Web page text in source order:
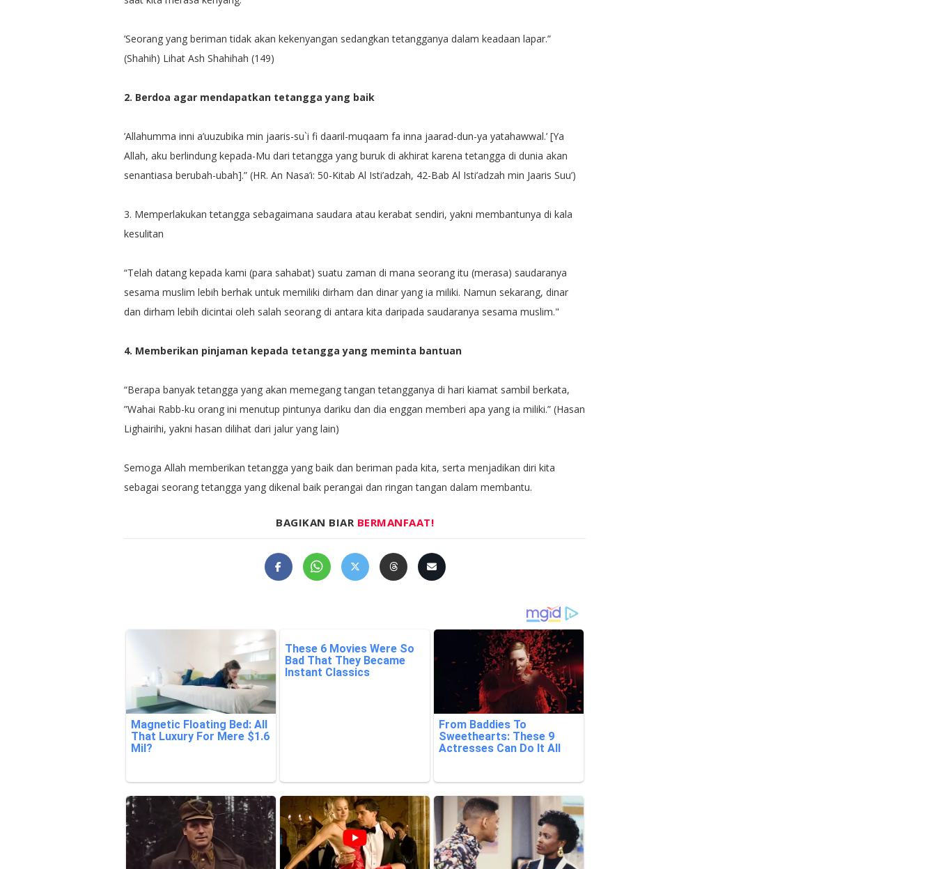
’Seorang yang beriman tidak akan kekenyangan sedangkan tetangganya dalam keadaan lapar.”
(Shahih) Lihat Ash Shahihah (149)
2. Berdoa agar mendapatkan tetangga yang baik
’Allahumma inni a’uuzubika min jaaris-su`i fi daaril-muqaam fa inna jaarad-dun-ya yatahawwal.’ [Ya
Allah, aku berlindung kepada-Mu dari tetangga yang buruk di akhirat karena tetangga di dunia akan
senantiasa berubah-ubah].” (HR. An Nasa’i: 50-Kitab Al Isti’adzah, 42-Bab Al Isti’adzah min Jaaris Suu’)
3. Memperlakukan tetangga sebagaimana saudara atau kerabat sendiri, yakni membantunya di kala
kesulitan
“Telah datang kepada kami (para sahabat) suatu zaman di mana seorang itu (merasa) saudaranya
sesama muslim lebih berhak untuk memiliki dirham dan dinar yang ia miliki. Namun sekarang, dinar
dan dirham lebih dicintai oleh salah seorang di antara kita daripada saudaranya sesama muslim."
4. Memberikan pinjaman kepada tetangga yang meminta bantuan
“Berapa banyak tetangga yang akan memegang tangan tetangganya di hari kiamat sambil berkata,
”Wahai Rabb-ku orang ini menutup pintunya dariku dan dia enggan memberi apa yang ia miliki.” (Hasan
Lighairihi, yakni hasan dilihat dari jalur yang lain)
Semoga Allah memberikan tetangga yang baik dan beriman pada kita, serta menjadikan diri kita
sebagai seorang tetangga yang dikenal baik perangai dan ringan tangan dalam membantu.
BAGIKAN BIAR BERMANFAAT!